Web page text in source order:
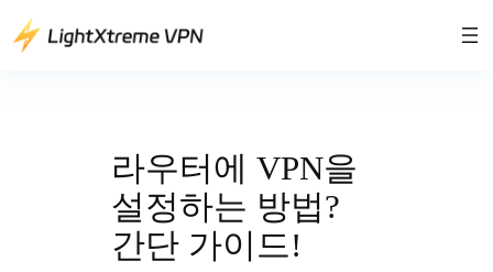
텐
라우터에 VPN을
설정하는 방법?
간단 가이드!